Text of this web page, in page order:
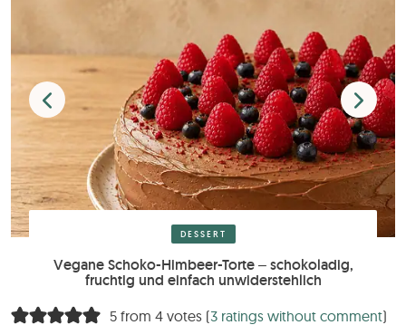
DESSERT
Vegane Schoko-Himbeer-Torte – schokoladig,
fruchtig und einfach unwiderstehlich
5 from 4 votes (3 ratings without comment)